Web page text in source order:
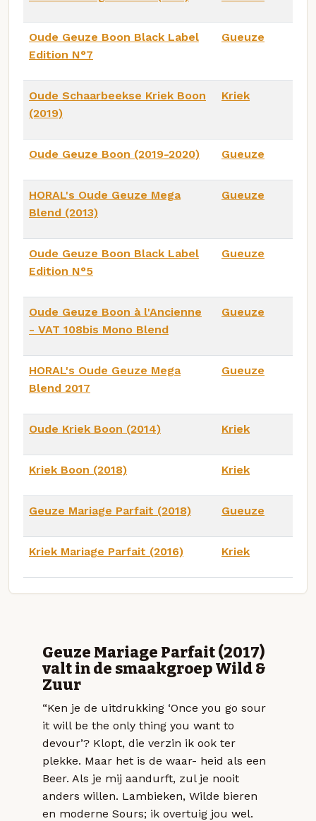
Oude Geuze Boon Black Label
Edition N°7
Gueuze
Oude Schaarbeekse Kriek Boon
(2019)
Kriek
Oude Geuze Boon (2019-2020) Gueuze
HORAL's Oude Geuze Mega
Blend (2013)
Gueuze
Oude Geuze Boon Black Label
Edition N°5
Gueuze
Oude Geuze Boon à l'Ancienne
- VAT 108bis Mono Blend
Gueuze
HORAL's Oude Geuze Mega
Blend 2017
Gueuze
Oude Kriek Boon (2014) Kriek
Kriek Boon (2018) Kriek
Geuze Mariage Parfait (2018) Gueuze
Kriek Mariage Parfait (2016) Kriek
Geuze Mariage Parfait (2017)
valt in de smaakgroep Wild &
Zuur
“Ken je de uitdrukking ‘Once you go sour
it will be the only thing you want to
devour’? Klopt, die verzin ik ook ter
plekke. Maar het is de waar- heid als een
Beer. Als je mij aandurft, zul je nooit
anders willen. Lambieken, Wilde bieren
en moderne Sours; ik overtuig jou wel.